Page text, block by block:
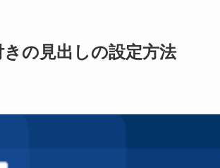
の見出しの設定方法